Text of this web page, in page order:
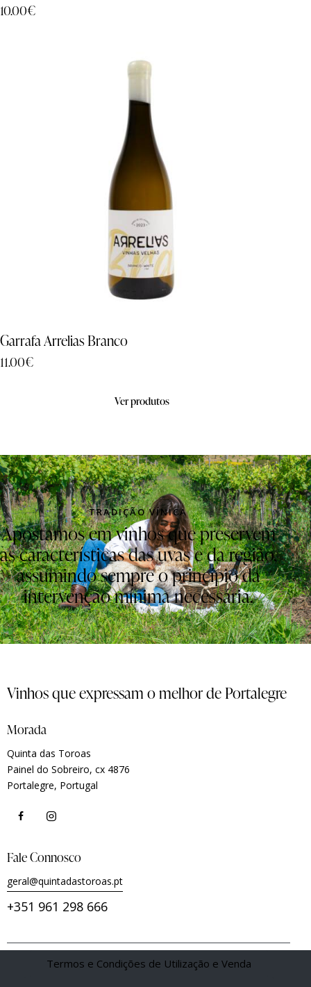
10.00€
Garrafa Arrelias Branco
11.00€
Ver produtos
TRADIÇÃO VÍNICA
Apostamos em vinhos que preservem
as características das uvas e da região,
assumindo sempre o princípio da
intervenção mínima necessária.
Vinhos que expressam o melhor de Portalegre
Morada
Quinta das Toroas
Painel do Sobreiro, cx 4876
Portalegre, Portugal
Fale Connosco
geral@quintadastoroas.pt
+351 961 298 666
Termos e Condições de Utilização e Venda